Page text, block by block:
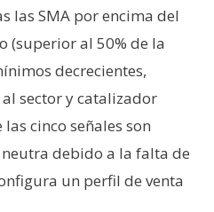
las SMA por encima del
(superior al 50% de la
decrecientes,
sector y catalizador
cinco señales son
debido a la falta de
un perfil de venta